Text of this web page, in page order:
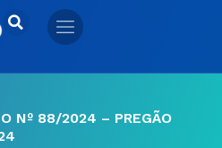
Nº 88/2024 – PREGÃO